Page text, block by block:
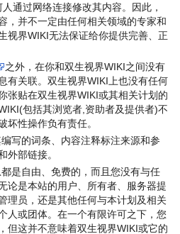
通过网络连接修改其内容。因此，
，并不一定由任何相关领域的专家和
视界WIKI无法保证给你提供完善、正
之外，在你和双生视界WIKI之间没有
有关联。双生视界WIKI上也没有任何
张贴在双生视界WIKI或其相关计划的
包括其浏览者,资助者及提供者)不
坏性操作负有责任。
写的词条、内容注释标注来源和参
外部链接。
是自由、免费的，而且您没有与任
论是本站的用户、所有者、服务器提
理员，还是其他任何与本计划及相关
人或团体。在一个有限许可之下，您
但这并不意味着双生视界WIKI或它的